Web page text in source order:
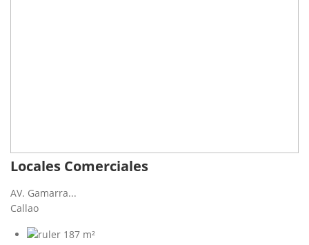
Locales Comerciales
AV. Gamarra...
Callao
187 m²